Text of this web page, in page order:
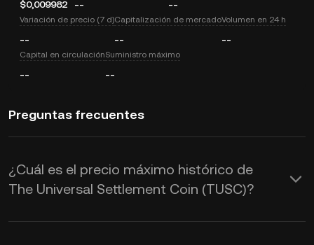
$0,009982 -- --
Variación de precio (7 d)
--
Capitalización de mercado
--
Volumen en 24 h
--
Capital en circulación
--
Suministro máximo
--
Preguntas frecuentes
¿Cuál es el precio máximo histórico de
The Universal Settlement Coin (TUSC)?